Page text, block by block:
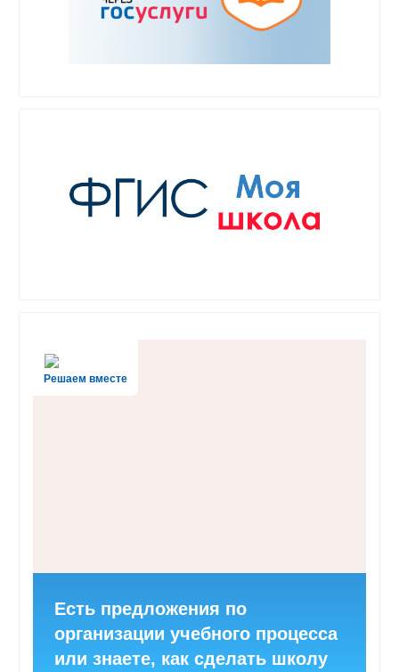
Решаем вместе
Есть предложения по
организации учебного процесса
или знаете, как сделать школу